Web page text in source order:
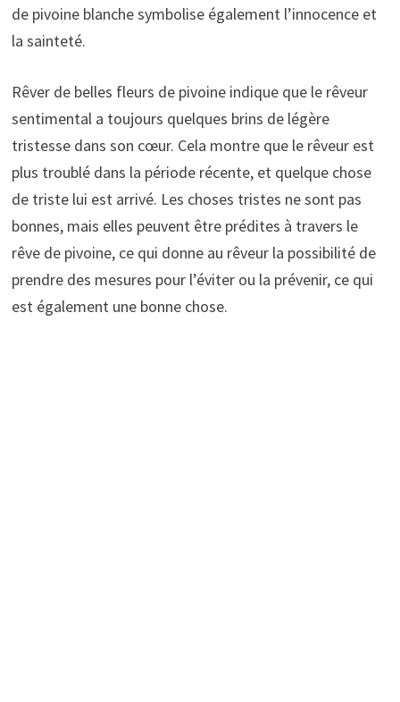
de pivoine blanche symbolise également l’innocence et
la sainteté.
Rêver de belles fleurs de pivoine indique que le rêveur
sentimental a toujours quelques brins de légère
tristesse dans son cœur. Cela montre que le rêveur est
plus troublé dans la période récente, et quelque chose
de triste lui est arrivé. Les choses tristes ne sont pas
bonnes, mais elles peuvent être prédites à travers le
rêve de pivoine, ce qui donne au rêveur la possibilité de
prendre des mesures pour l’éviter ou la prévenir, ce qui
est également une bonne chose.